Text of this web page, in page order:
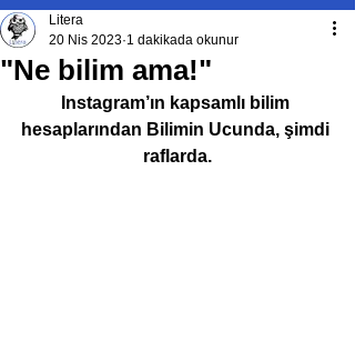
"Ne bilim ama!"
Litera
20 Nis 2023 1 dakikada okunur
Instagram’ın kapsamlı bilim
hesaplarından Bilimin Ucunda, şimdi
raflarda.